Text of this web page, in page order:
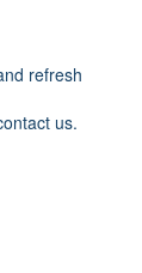
refresh
us.